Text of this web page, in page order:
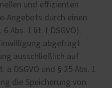
und effizienten
Angebots durch einen
Abs. 1 lit. f DSGVO).
abgefragt
ausschließlich auf
a DSGVO und § 25 Abs. 1
die Speicherung von